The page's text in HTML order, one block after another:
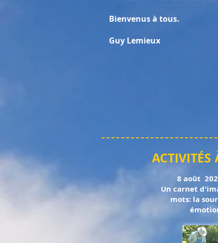
Bienvenus à tous.
Guy Lemieux
ACTIVITÉS
8 août
Un carnet
mots: la